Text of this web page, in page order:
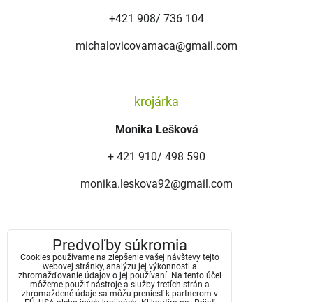
+421 908/ 736 104
michalovicovamaca@gmail.com
krojárka
Monika Lešková
+ 421 910/ 498 590
monika.leskova92@gmail.com
koordinátorka čepení
Hana Horská
+421 911/ 474 595
Predvoľby súkromia
Cookies používame na zlepšenie vašej návštevy tejto
webovej stránky, analýzu jej výkonnosti a
zhromažďovanie údajov o jej používaní. Na tento účel
môžeme použiť nástroje a služby tretích strán a
zhromaždené údaje sa môžu preniesť k partnerom v